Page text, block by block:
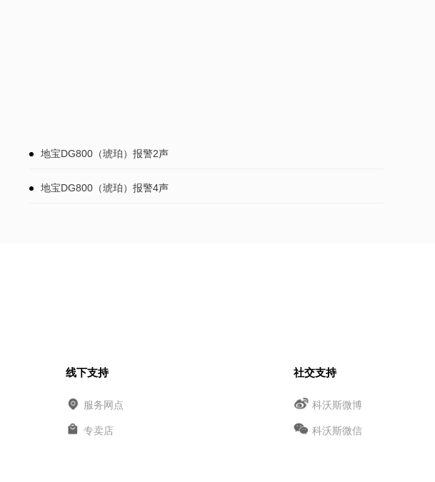
地宝DG800（琥珀）报警2声
地宝DG800（琥珀）报警4声
线下支持
服务网点
专卖店
社交支持
科沃斯微博
科沃斯微信